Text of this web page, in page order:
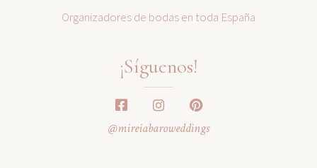
Organizadores de bodas en toda España
¡Síguenos!
@mireiabaroweddings